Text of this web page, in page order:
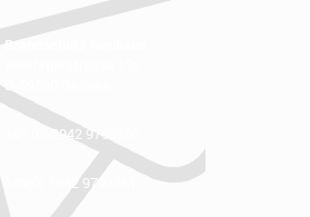
Brandschutz Neuhaus
D-59590 Geseke
+49 (0) 2942 9793260
+49(0) 2942 9793261